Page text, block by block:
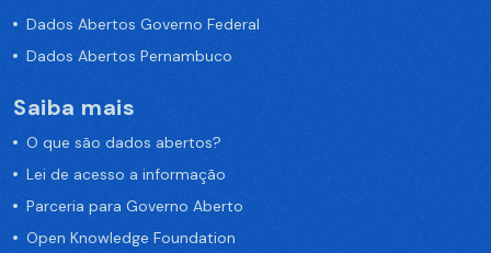
Dados Abertos Governo Federal
Dados Abertos Pernambuco
Saiba mais
O que são dados abertos?
Lei de acesso a informação
Parceria para Governo Aberto
Open Knowledge Foundation